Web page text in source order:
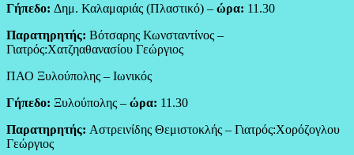
Γήπεδο: Δημ. Καλαμαριάς (Πλαστικό) – ώρα: 11.30
Παρατηρητής: Βότσαρης Κωνσταντίνος –
Γιατρός:Χατζηαθανασίου Γεώργιος
ΠΑΟ Ξυλούπολης – Ιωνικός
Γήπεδο: Ξυλούπολης – ώρα: 11.30
Παρατηρητής: Αστρεινίδης Θεμιστοκλής – Γιατρός:Χορόζογλου
Γεώργιος